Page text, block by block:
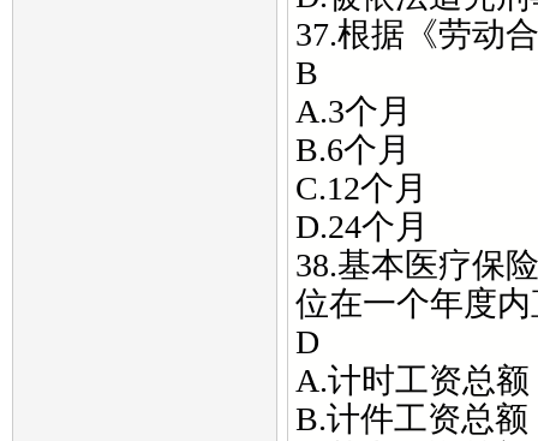
37.根据《劳动
B
A.3个月
B.6个月
C.12个月
D.24个月
38.基本医疗保
位在一个年度
D
A.计时工资总额
B.计件工资总额